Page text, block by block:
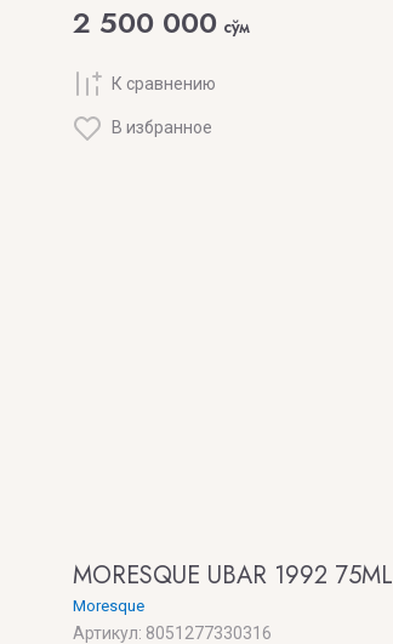
2 500 000 сўм
К сравнению
В избранное
MORESQUE UBAR 1992 75ML
Moresque
Артикул: 8051277330316